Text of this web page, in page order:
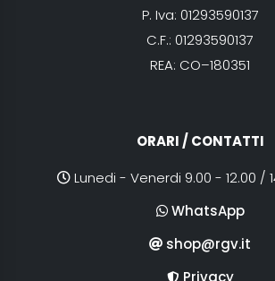
P. Iva: 01293590137
C.F.: 01293590137
REA: CO–180351
ORARI / CONTATTI
Lunedi - Venerdi 9.00 - 12.00 /
WhatsApp
shop@rgv.it
Privacy